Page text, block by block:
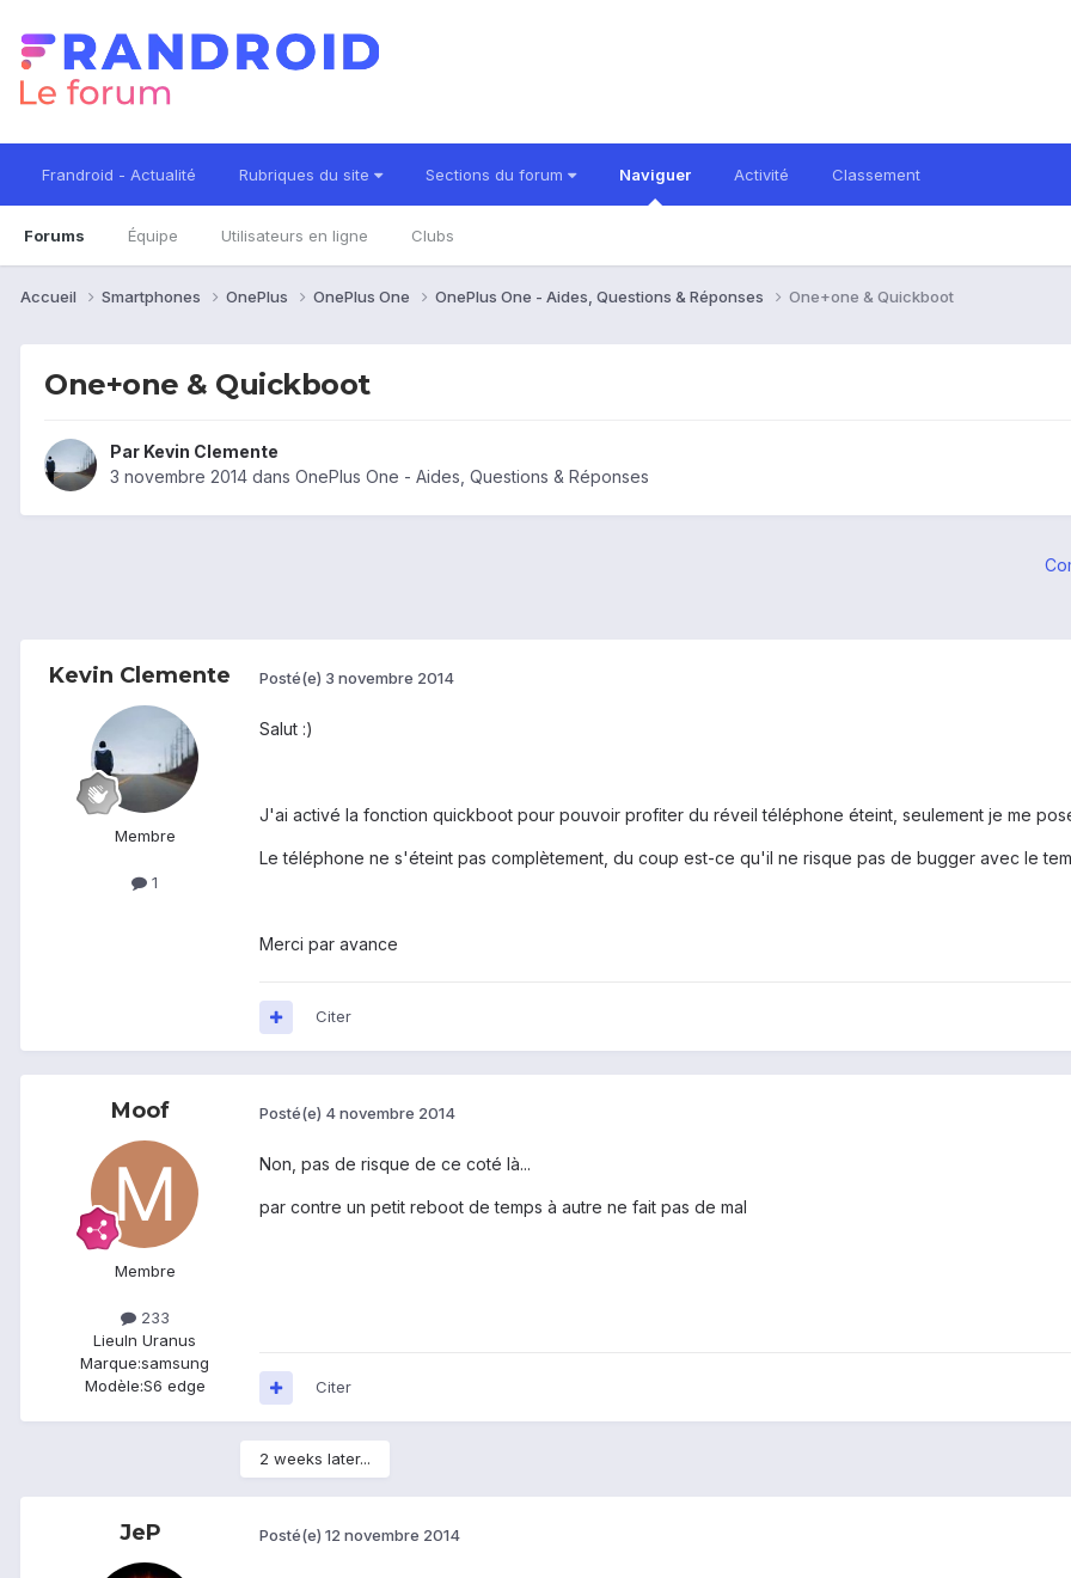
Frandroid - Actualité Rubriques du site Sections du forum Naviguer
Forums Équipe Utilisateurs en ligne Clubs
Activité Classement
Accueil Smartphones OnePlus OnePlus One OnePlus One - Aides, Questions & Réponses One+one & Quickboot
One+one & Quickboot
Par Kevin Clemente
3 novembre 2014 dans OnePlus One - Aides, Questions & Réponses
Kevin Clemente
Membre
1
Posté(e) 3 novembre 2014
Salut :)
J'ai activé la fonction quickboot pour pouvoir profiter du réveil téléphone éteint, seulement je me
Le téléphone ne s'éteint pas complètement, du coup est-ce qu'il ne risque pas de bugger avec le
Merci par avance
Citer
Moof
Membre
233
LieuIn Uranus
Marque:samsung
Modèle:S6 edge
Posté(e) 4 novembre 2014
Non, pas de risque de ce coté là...
par contre un petit reboot de temps à autre ne fait pas de mal
Citer
2 weeks later...
JeP Posté(e) 12 novembre 2014